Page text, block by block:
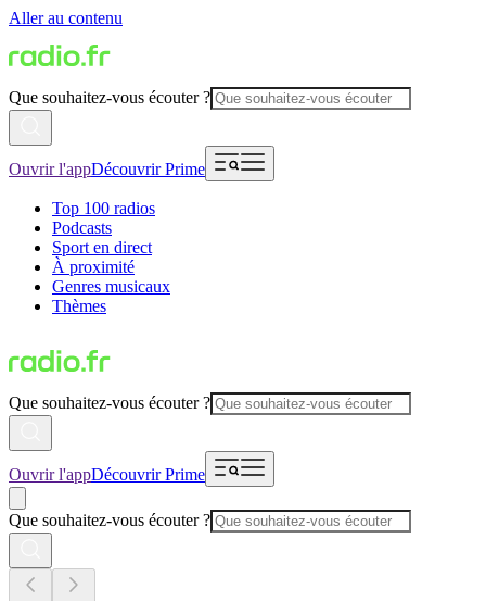
Aller au contenu
Que souhaitez-vous écouter ?
Ouvrir l'appDécouvrir Prime
Top 100 radios
Podcasts
Sport en direct
À proximité
Genres musicaux
Thèmes
Que souhaitez-vous écouter ?
Ouvrir l'appDécouvrir Prime
Que souhaitez-vous écouter ?